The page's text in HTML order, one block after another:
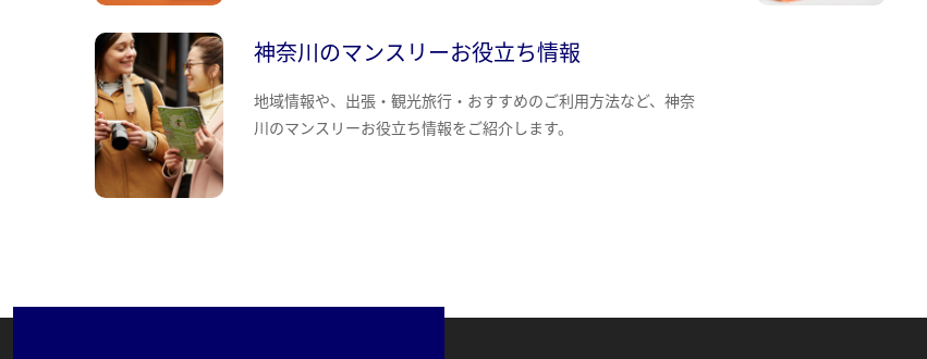
神奈川のマンスリーお役立ち情報
地域情報や、出張・観光旅行・おすすめのご利用方法など、神奈
川のマンスリーお役立ち情報をご紹介します。